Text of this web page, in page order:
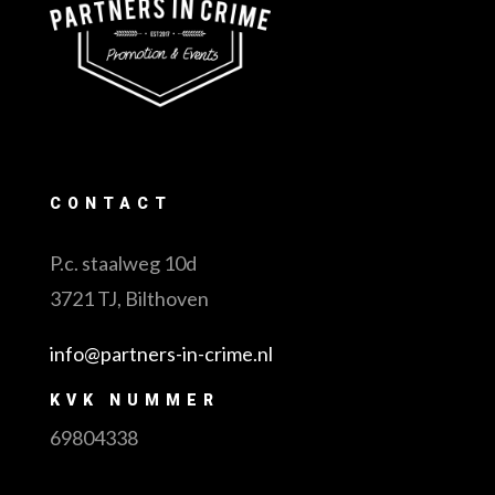
CONTACT
P.c. staalweg 10d
3721 TJ, Bilthoven
info@partners-in-crime.nl
KVK NUMMER
69804338